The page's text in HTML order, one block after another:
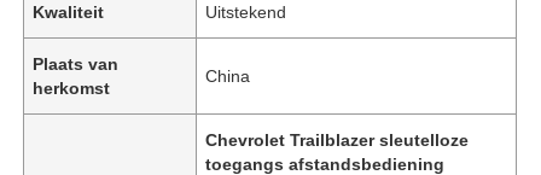
Kwaliteit Uitstekend
Plaats van
herkomst
China
Chevrolet Trailblazer sleutelloze
toegangs afstandsbediening